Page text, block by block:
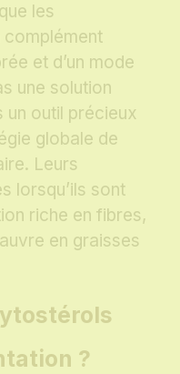
les
et d’un mode
une solution
un outil précieux
globale de
Leurs
lorsqu’ils sont
riche en fibres,
en graisses
?